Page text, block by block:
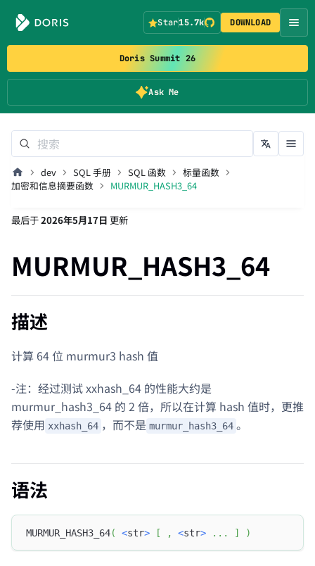
Doris Summit 26
Ask Me
Star15.7k DOWNLOAD
dev SQL 手册 SQL 函数
标量函数
加密和信息摘要函数
MURMUR_HASH3_64
最后于2026年5月17日 更新
MURMUR_HASH3_64
描述
计算 64 位 murmur3 hash 值
-注：经过测试 xxhash_64 的性能大约是
murmur_hash3_64 的 2 倍，所以在计算 hash 值时，更推
荐使用 xxhash_64 ，而不是 murmur_hash3_64 。
语法
MURMUR_HASH3_64( <str> [ , <str> . . . ] )